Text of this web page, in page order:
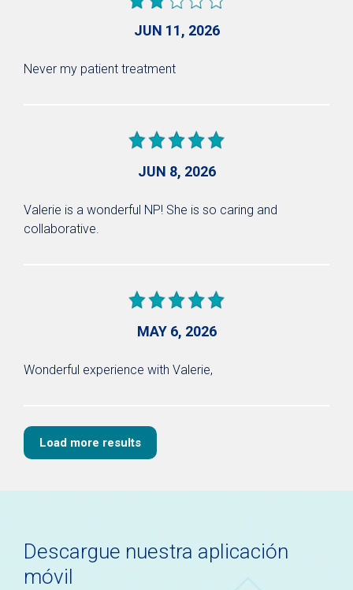
JUN 11, 2026
Never my patient treatment
JUN 8, 2026
Valerie is a wonderful NP! She is so caring and
collaborative.
MAY 6, 2026
Wonderful experience with Valerie,
Load more results
Descargue nuestra aplicación
móvil